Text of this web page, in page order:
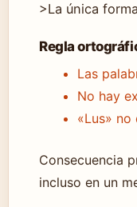
>La única
Regla
Las
No hay
«Lus»
Consecuencia
incluso en un